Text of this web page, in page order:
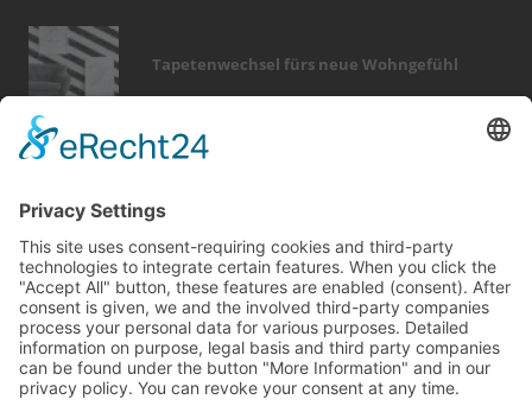
Tapetenwechsel fürs neue Wohngefühl
fotovoltaik dekoration heizung
wintergarten
fenster
rund ums haus photovoltaik
holz
wärme
sicherheit zaun möbel
hausbau
smart home
finanzierung fußboden dach